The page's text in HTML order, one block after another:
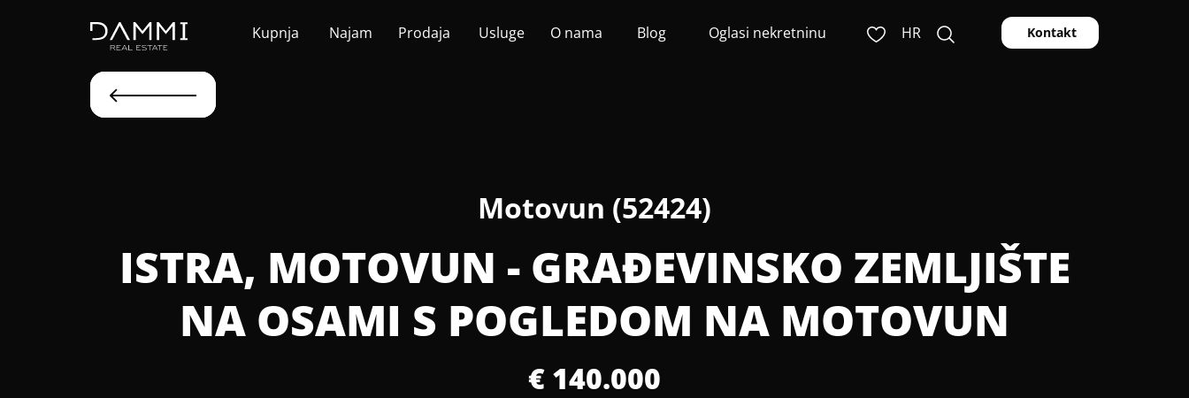
Kupnja Najam Prodaja Usluge O nama Blog Oglasi nekretninu HR Kontakt
Motovun (52424)
ISTRA, MOTOVUN - GRAĐEVINSKO ZEMLJIŠTE
NA OSAMI S POGLEDOM NA MOTOVUN
€ 140.000